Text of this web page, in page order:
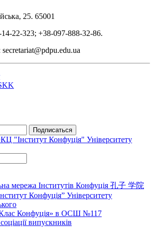
25. 65001
22-323; +38-097-888-32-86.
Подписаться
"Інститут Конфуція" Університету
мережа Інститутів Конфуція 孔子 学院
Конфуція” Університету
Конфуція» в ОСШ №117
випускників